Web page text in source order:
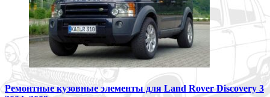
Ремонтные кузовные элементы для Land Rover Discovery 3